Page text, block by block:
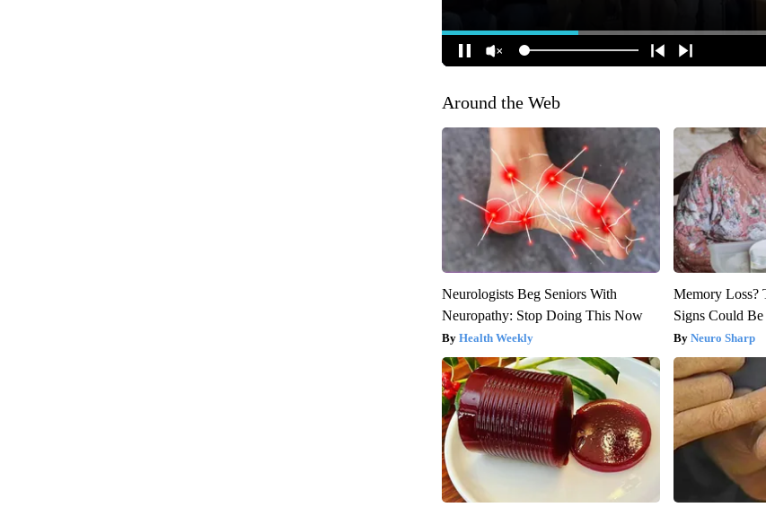
Around the Web
Neurologists Beg Seniors With
Neuropathy: Stop Doing This Now
Health Weekly
Memory Loss?
Signs Could Be
Neuro Sharp